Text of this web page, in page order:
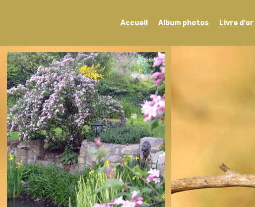
Accueil Album photos Livre d'or